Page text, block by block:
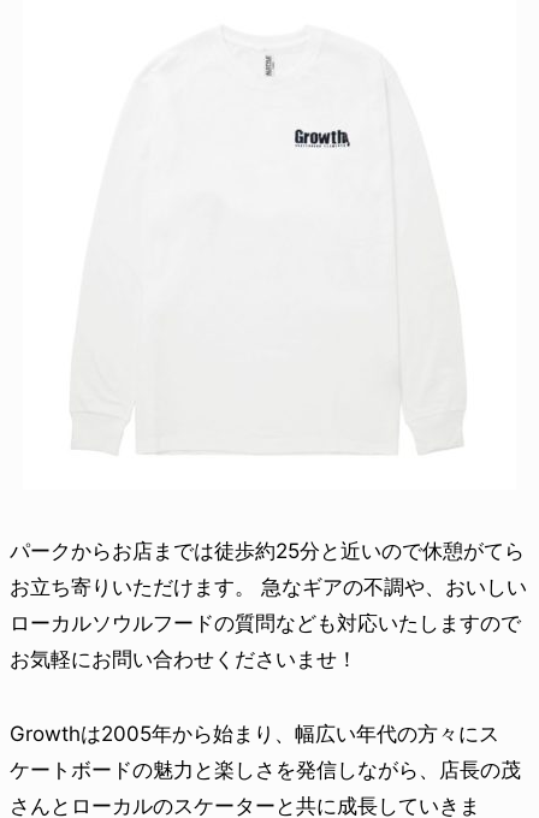
パークからお店までは徒歩約25分と近いので休憩がてら
お立ち寄りいただけます。 急なギアの不調や、おいしい
ローカルソウルフードの質問なども対応いたしますので
お気軽にお問い合わせくださいませ！
Growthは2005年から始まり、幅広い年代の方々にス
ケートボードの魅力と楽しさを発信しながら、店長の茂
さんとローカルのスケーターと共に成長していきま